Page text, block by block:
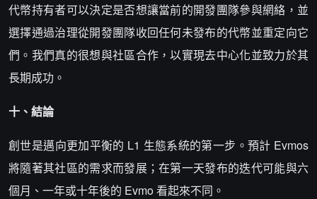
代幣持有者可以決定是否想讓當前的開發團隊參與網絡，並
選擇通過治理從開發團隊收回任何未發布的代幣並重定向它
們。我們真的很想與社區合作，以實現去中心化並致力於其
長期成功。
十、結論
創世是邁向更加平衡的 L1 生態系統的第一步。預計 Evmos
將隨著其社區的需求而發展；在第一天發布的迭代可能與六
個月、一年或十年後的 Evmo 看起來不同。